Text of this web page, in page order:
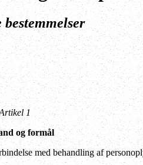
1
og formål
med behandling af